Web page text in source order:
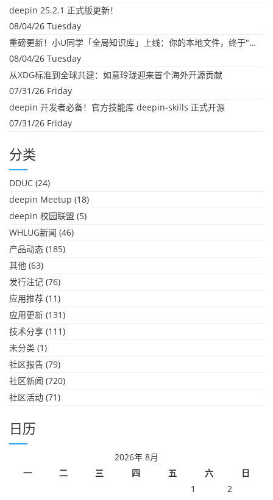
deepin 25.2.1 正式版更新！
08/04/26 Tuesday
重磅更新！小U同学「全局知识库」上线：你的本地文件，终于"活"起来了
08/04/26 Tuesday
从XDG标准到全球共建：如意玲珑迎来首个海外开源贡献
07/31/26 Friday
deepin 开发者必备！官方技能库 deepin-skills 正式开源
07/31/26 Friday
分类
DDUC (24)
deepin Meetup (18)
deepin 校园联盟 (5)
WHLUG新闻 (46)
产品动态 (185)
其他 (63)
发行注记 (76)
应用推荐 (11)
应用更新 (131)
技术分享 (111)
未分类 (1)
社区报告 (79)
社区新闻 (720)
社区活动 (71)
日历
2026年 8月
一
二 三 四 五 六
日
1
2